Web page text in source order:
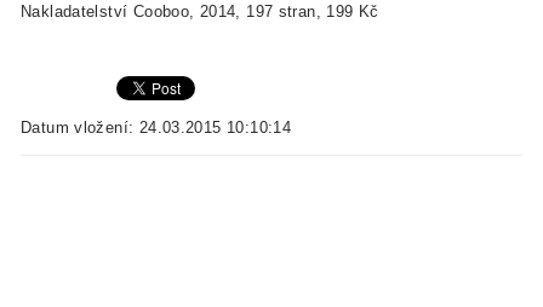
Nakladatelství Cooboo, 2014, 197 stran, 199 Kč
Datum vložení: 24.03.2015 10:10:14